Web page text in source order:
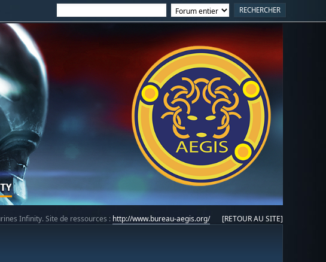
[RETOUR AU SITE]
Infinity. Site de ressources : http://www.bureau-aegis.org/